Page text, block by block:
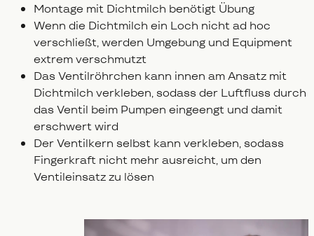
Montage mit Dichtmilch benötigt Übung
Wenn die Dichtmilch ein Loch nicht ad hoc
verschließt, werden Umgebung und Equipment
extrem verschmutzt
Das Ventilröhrchen kann innen am Ansatz mit
Dichtmilch verkleben, sodass der Luftfluss durch
das Ventil beim Pumpen eingeengt und damit
erschwert wird
Der Ventilkern selbst kann verkleben, sodass
Fingerkraft nicht mehr ausreicht, um den
Ventileinsatz zu lösen